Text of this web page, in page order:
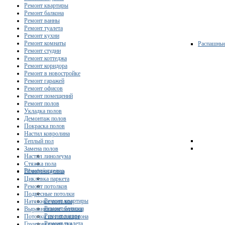
Ремонт/отделка
Ремонт квартиры
Ремонт балкона
Ремонт ванны
Ремонт туалета
Ремонт квартиры
Ремонт балкона
Ремонт ванны
Ремонт туалета
Ремонт кухни
Ремонт комнаты
Ремонт студии
Ремонт коттеджа
Ремонт коридора
Ремонт в новостройке
Ремонт гаражей
Ремонт офисов
Ремонт помещений
Ремонт полов
Укладка полов
Демонтаж полов
Покраска полов
Настил ковролина
Теплый пол
Замена полов
Настил линолеума
Стяжка пола
Шлифовка пола
Циклевка паркета
Ремонт потолков
Подвесные потолки
Натяжные потолки
Выравнивание потолка
Потолки из гипсокартона